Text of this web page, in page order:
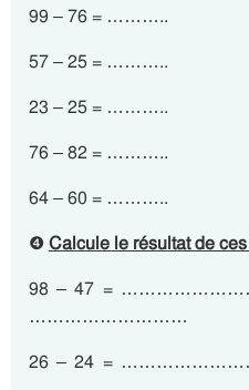
99 – 76 = ………..
57 – 25 = ………..
23 – 25 = ………..
76 – 82 = ………..
64 – 60 = ………..
❹Calcule le résultat de
98 – 47 =
………………………
26 – 24 =